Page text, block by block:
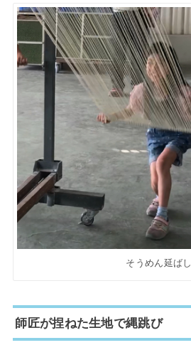
そうめん延ばし
師匠が捏ねた生地で縄跳び